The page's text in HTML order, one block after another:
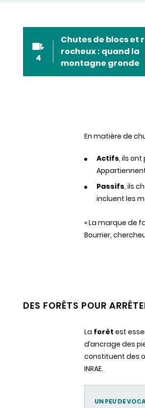
4
Chutes de blocs et
rocheux : quand la
montagne gronde
En matière de
Actifs, ils
Passifs, ils
incluent les
« La marque de
Bourrier,
DES FORÊTS POUR
La forêt est
d’ancrage des
constituent des
INRAE.
UN PEU DE